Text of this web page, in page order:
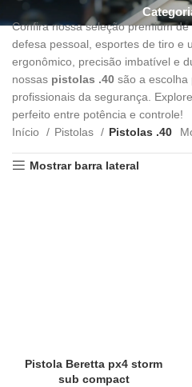
Confira nossa seleção premium de
defesa pessoal, esportes de tiro e
ergonômico, precisão imbatível e
nossas pistolas .40 são a escolha
profissionais da segurança.
perfeito entre potência e controle!
Início
Pistolas Pistolas .40
Mostrar barra lateral
Pistola Beretta px4 storm
sub compact